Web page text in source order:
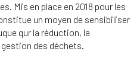
Mis en place en 2018 pour les
un moyen de sensibiliser
qur la réduction, la
des déchets.